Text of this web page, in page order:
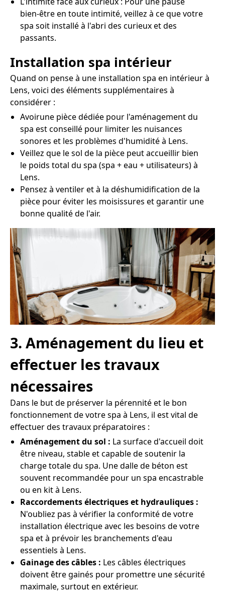
bien-être en toute intimité, veillez à ce que votre
spa soit installé à l'abri des curieux et des
passants.
Installation spa intérieur
Quand on pense à une installation spa en intérieur à
Lens, voici des éléments supplémentaires à
considérer :
Avoirune pièce dédiée pour l'aménagement du
spa est conseillé pour limiter les nuisances
sonores et les problèmes d'humidité à Lens.
Veillez que le sol de la pièce peut accueillir bien
le poids total du spa (spa + eau + utilisateurs) à
Lens.
Pensez à ventiler et à la déshumidification de la
pièce pour éviter les moisissures et garantir une
bonne qualité de l'air.
3. Aménagement du lieu et
effectuer les travaux
nécessaires
Dans le but de préserver la pérennité et le bon
fonctionnement de votre spa à Lens, il est vital de
effectuer des travaux préparatoires :
Aménagement du sol : La surface d'accueil doit
être niveau, stable et capable de soutenir la
charge totale du spa. Une dalle de béton est
souvent recommandée pour un spa encastrable
ou en kit à Lens.
Raccordements électriques et hydrauliques :
N'oubliez pas à vérifier la conformité de votre
installation électrique avec les besoins de votre
spa et à prévoir les branchements d'eau
essentiels à Lens.
Gainage des câbles : Les câbles électriques
doivent être gainés pour promettre une sécurité
maximale, surtout en extérieur.